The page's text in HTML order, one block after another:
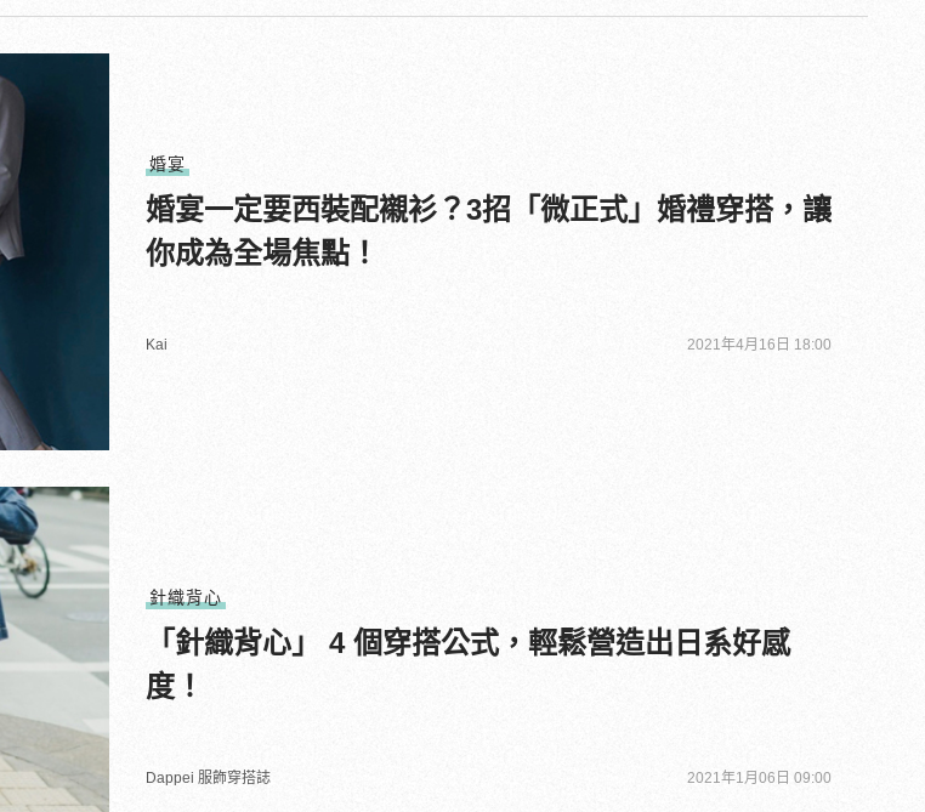
婚宴
婚宴一定要西裝配襯衫？3招「微正式」婚禮穿搭，讓
你成為全場焦點！
Kai 2021年4月16日 18:00
針織背心
「針織背心」 4 個穿搭公式，輕鬆營造出日系好感
度！
Dappei 服飾穿搭誌 2021年1月06日 09:00